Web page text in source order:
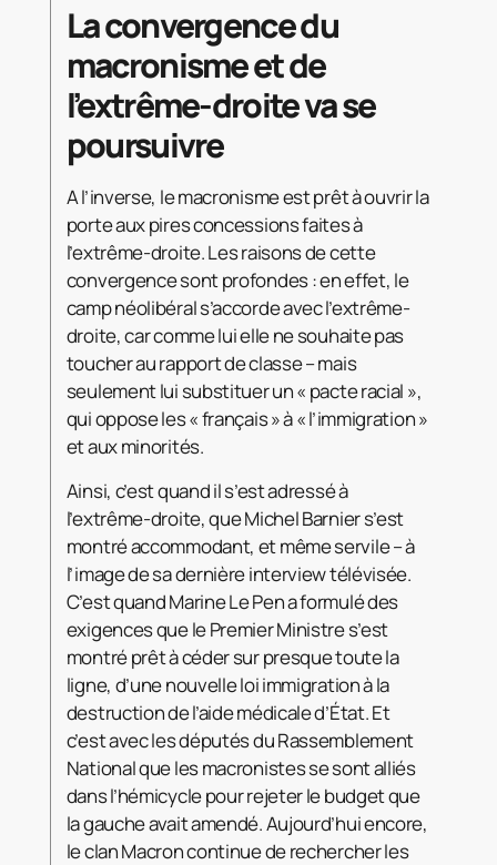
La convergence du
macronisme et de
l’extrême-droite va se
poursuivre
A l’inverse, le macronisme est prêt à ouvrir la
porte aux pires concessions faites à
l’extrême-droite. Les raisons de cette
convergence sont profondes : en effet, le
camp néolibéral s’accorde avec l’extrême-
droite, car comme lui elle ne souhaite pas
toucher au rapport de classe – mais
seulement lui substituer un « pacte racial »,
qui oppose les « français » à « l’immigration »
et aux minorités.
Ainsi, c’est quand il s’est adressé à
l’extrême-droite, que Michel Barnier s’est
montré accommodant, et même servile – à
l’image de sa dernière interview télévisée.
C’est quand Marine Le Pen a formulé des
exigences que le Premier Ministre s’est
montré prêt à céder sur presque toute la
ligne, d’une nouvelle loi immigration à la
destruction de l’aide médicale d’État. Et
c’est avec les députés du Rassemblement
National que les macronistes se sont alliés
dans l’hémicycle pour rejeter le budget que
la gauche avait amendé. Aujourd’hui encore,
le clan Macron continue de rechercher les